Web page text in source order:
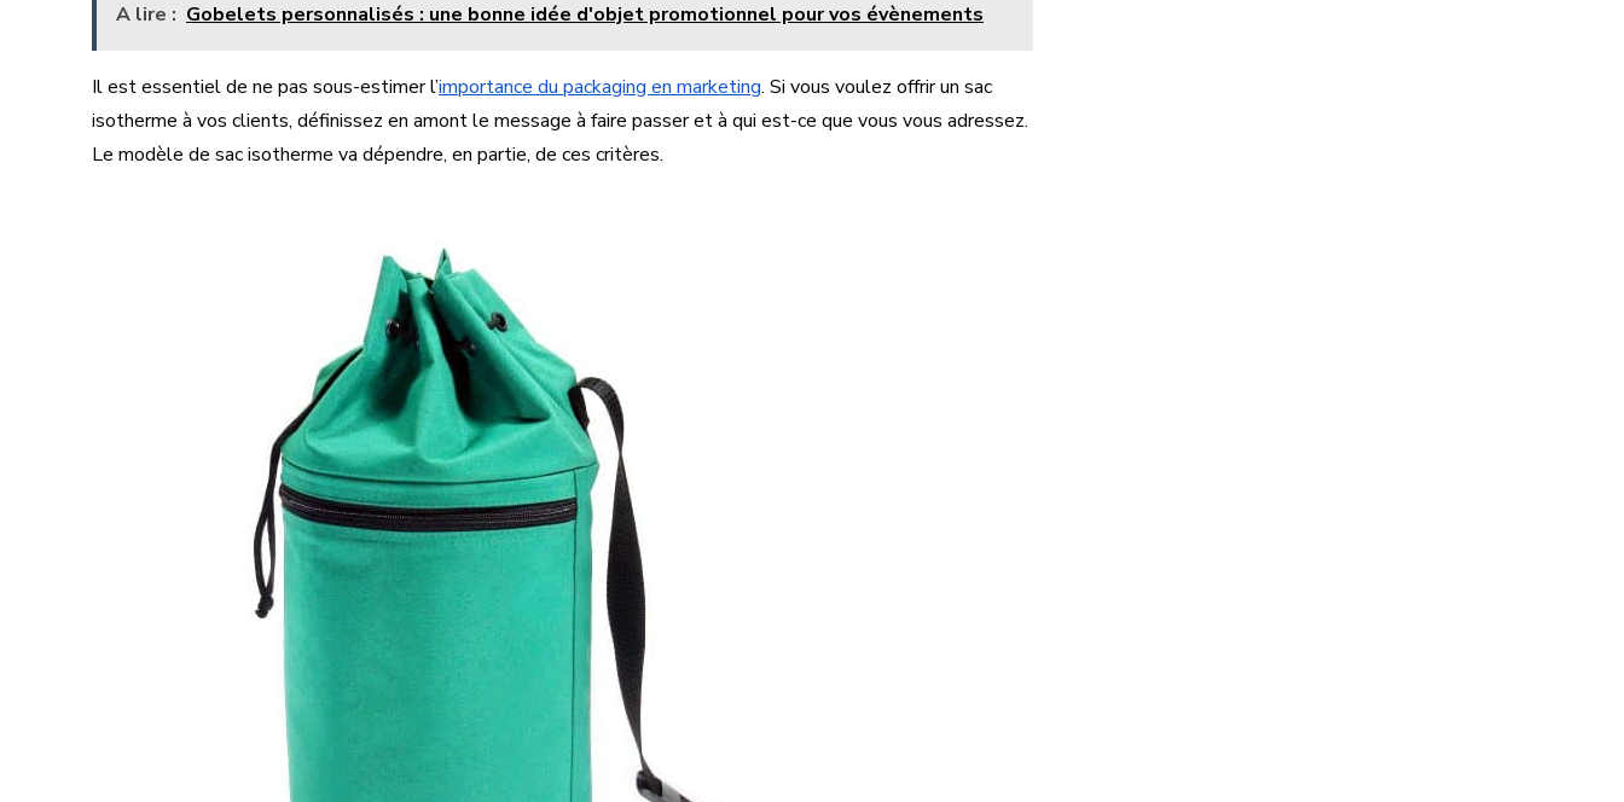
A lire : Gobelets personnalisés : une bonne idée d'objet promotionnel pour vos évènements
Il est essentiel de ne pas sous-estimer l’importance du packaging en marketing. Si vous voulez offrir un sac
isotherme à vos clients, définissez en amont le message à faire passer et à qui est-ce que vous vous adressez.
Le modèle de sac isotherme va dépendre, en partie, de ces critères.